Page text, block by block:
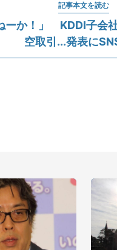
記事本文を読む
ーか！」 KDDI子会
空取引...発表に